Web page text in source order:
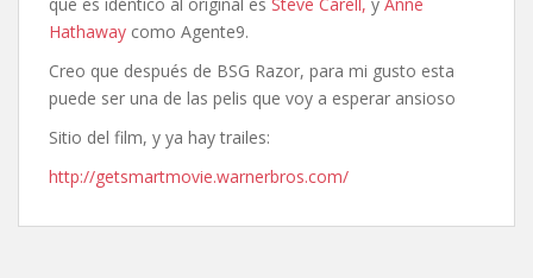
Hathaway como Agente9.
Creo que después de BSG Razor, para mi gusto esta
puede ser una de las pelis que voy a esperar ansioso
Sitio del film, y ya hay trailes:
http://getsmartmovie.warnerbros.com/